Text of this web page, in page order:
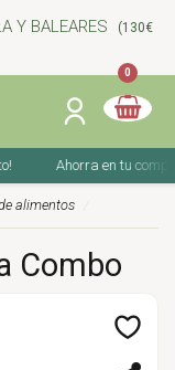
Y BALEARES
(130€
0
Ahorra en tu compra
alimentos
Combo